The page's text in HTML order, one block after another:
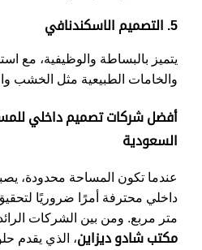
5. التصميم الاسكندنافي
يتميز بالبساطة والوظيفية، مع
والخامات الطبيعية مثل الخشب
أفضل شركات تصميم داخلي
السعودية
عندما تكون المساحة محدودة،
داخلي محترفة أمرًا ضروريًا
متر مربع. ومن بين الشركات
مكتب شادو ديزاين، الذي يقدم